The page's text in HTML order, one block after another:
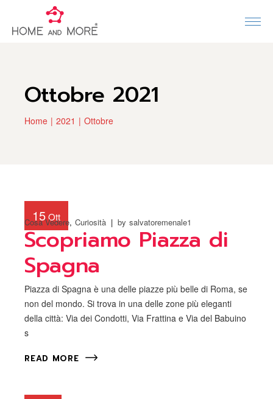
Ottobre 2021
Home 2021 Ottobre
15Ott
Cosa Vedere Curiosità by salvatoremenale1
Scopriamo Piazza di
Spagna
Piazza di Spagna è una delle piazze più belle di Roma, se
non del mondo. Si trova in una delle zone più eleganti
della città: Via dei Condotti, Via Frattina e Via del Babuino
s
READ MORE